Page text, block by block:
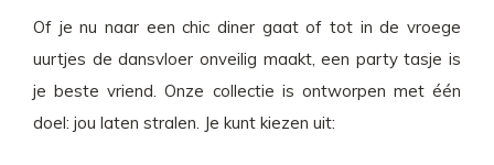
Of je nu naar een chic diner gaat of tot in de vroege
uurtjes de dansvloer onveilig maakt, een party tasje is
je beste vriend. Onze collectie is ontworpen met één
doel: jou laten stralen. Je kunt kiezen uit: